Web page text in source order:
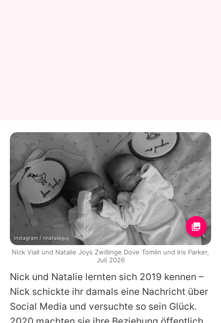
Nick und Natalie lernten sich 2019 kennen –
Nick schickte ihr damals eine Nachricht über
Social Media und versuchte so sein Glück.
Instagram / nnataliejjoy
Nick Viall und Natalie Joys Zwillinge Dove Tomlin und Iris Parker,
Juli 2026